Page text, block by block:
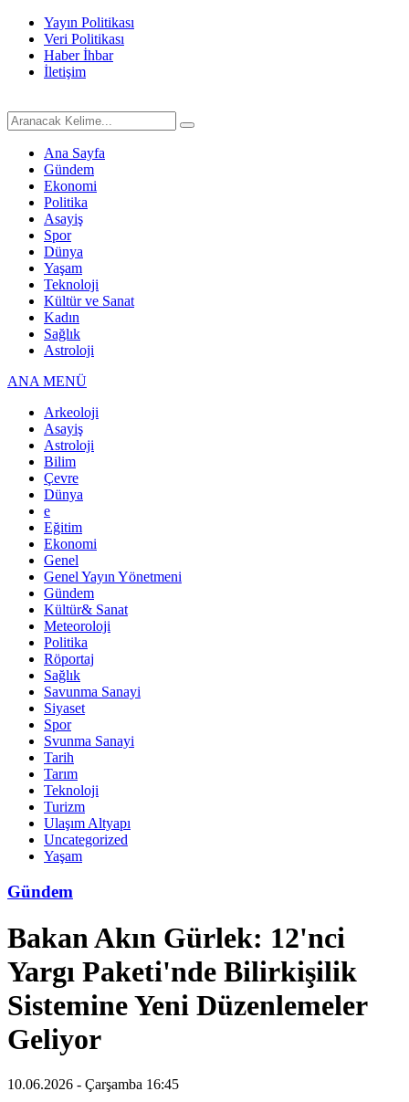
Yayın Politikası
Veri Politikası
Haber İhbar
İletişim
Ana Sayfa
Gündem
Ekonomi
Politika
Asayiş
Spor
Dünya
Yaşam
Teknoloji
Kültür ve Sanat
Kadın
Sağlık
Astroloji
ANA MENÜ
Arkeoloji
Asayiş
Astroloji
Bilim
Çevre
Dünya
e
Eğitim
Ekonomi
Genel
Genel Yayın Yönetmeni
Gündem
Kültür& Sanat
Meteoroloji
Politika
Röportaj
Sağlık
Savunma Sanayi
Siyaset
Spor
Svunma Sanayi
Tarih
Tarım
Teknoloji
Turizm
Ulaşım Altyapı
Uncategorized
Yaşam
Gündem
Bakan Akın Gürlek: 12'nci
Yargı Paketi'nde Bilirkişilik
Sistemine Yeni Düzenlemeler
Geliyor
10.06.2026 - Çarşamba 16:45